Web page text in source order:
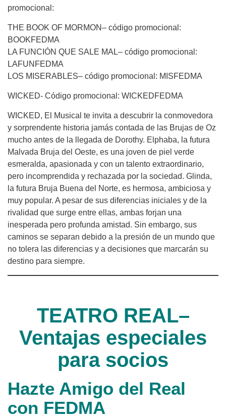
promocional:
THE BOOK OF MORMON– código promocional:
BOOKFEDMA
LA FUNCIÓN QUE SALE MAL– código promocional:
LAFUNFEDMA
LOS MISERABLES– código promocional: MISFEDMA
WICKED- Código promocional: WICKEDFEDMA
WICKED, El Musical te invita a descubrir la conmovedora
y sorprendente historia jamás contada de las Brujas de Oz
mucho antes de la llegada de Dorothy. Elphaba, la futura
Malvada Bruja del Oeste, es una joven de piel verde
esmeralda, apasionada y con un talento extraordinario,
pero incomprendida y rechazada por la sociedad. Glinda,
la futura Bruja Buena del Norte, es hermosa, ambiciosa y
muy popular. A pesar de sus diferencias iniciales y de la
rivalidad que surge entre ellas, ambas forjan una
inesperada pero profunda amistad. Sin embargo, sus
caminos se separan debido a la presión de un mundo que
no tolera las diferencias y a decisiones que marcarán su
destino para siempre.
TEATRO REAL–
Ventajas especiales
para socios
Hazte Amigo del Real
con FEDMA